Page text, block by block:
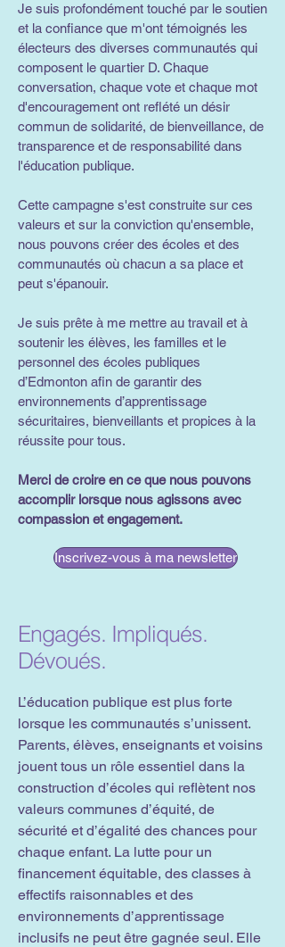
Je suis profondément touché par le soutien
et la confiance que m'ont témoignés les
électeurs des diverses communautés qui
composent le quartier D. Chaque
conversation, chaque vote et chaque mot
d'encouragement ont reflété un désir
commun de solidarité, de bienveillance, de
transparence et de responsabilité dans
l'éducation publique.
Cette campagne s'est construite sur ces
valeurs et sur la conviction qu'ensemble,
nous pouvons créer des écoles et des
communautés où chacun a sa place et
peut s'épanouir.
Je suis prête à me mettre au travail et à
soutenir les élèves, les familles et le
personnel des écoles publiques
d’Edmonton afin de garantir des
environnements d’apprentissage
sécuritaires, bienveillants et propices à la
réussite pour tous.
Merci de croire en ce que nous pouvons
accomplir lorsque nous agissons avec
compassion et engagement.
Inscrivez-vous à ma newsletter
Engagés. Impliqués.
Dévoués.
L’éducation publique est plus forte
lorsque les communautés s’unissent.
Parents, élèves, enseignants et voisins
jouent tous un rôle essentiel dans la
construction d’écoles qui reflètent nos
valeurs communes d’équité, de
sécurité et d’égalité des chances pour
chaque enfant. La lutte pour un
financement équitable, des classes à
effectifs raisonnables et des
environnements d’apprentissage
inclusifs ne peut être gagnée seul. Elle